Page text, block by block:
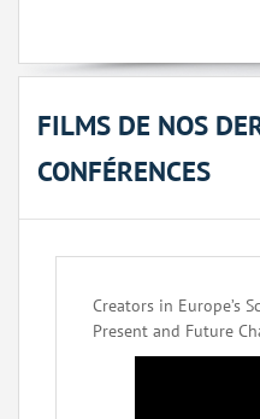
FILMS DE NOS
CONFÉRENCES
Creators in Europe’s
Present and Future